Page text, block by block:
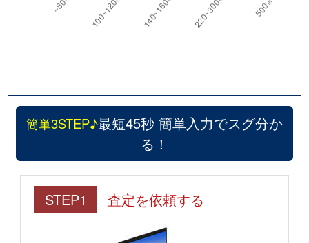
簡単3STEP♪最短45秒 簡単入力でスグ分か
る！
STEP1 査定を依頼する